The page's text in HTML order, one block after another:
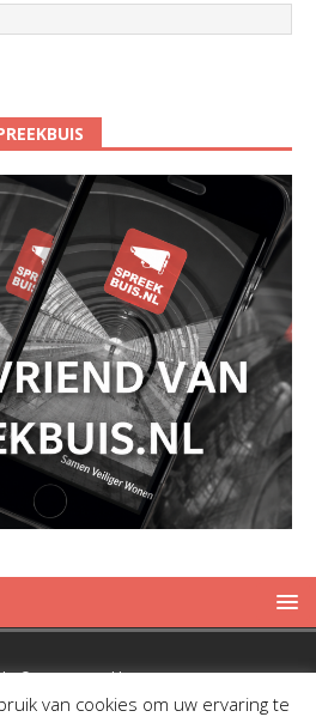
© 2019 Spreekbuis
van cookies om uw ervaring te